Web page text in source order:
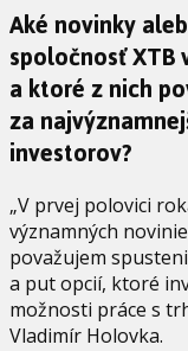
Aké novinky
spoločnosť
a ktoré z nich
za
investorov?
„V prvej polovici
významných
považujem
a put opcií, ktoré
možnosti práce s
Vladimír Holovka.